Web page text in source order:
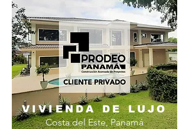
VIVIENDA DE LUJO
Costa del Este, Panamá